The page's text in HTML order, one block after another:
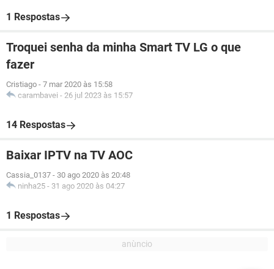
1 Respostas
Troquei senha da minha Smart TV LG o que
fazer
Cristiago - 7 mar 2020 às 15:58
carambavei - 26 jul 2023 às 15:57
14 Respostas
Baixar IPTV na TV AOC
Cassia_0137 - 30 ago 2020 às 20:48
ninha25 - 31 ago 2020 às 04:27
1 Respostas